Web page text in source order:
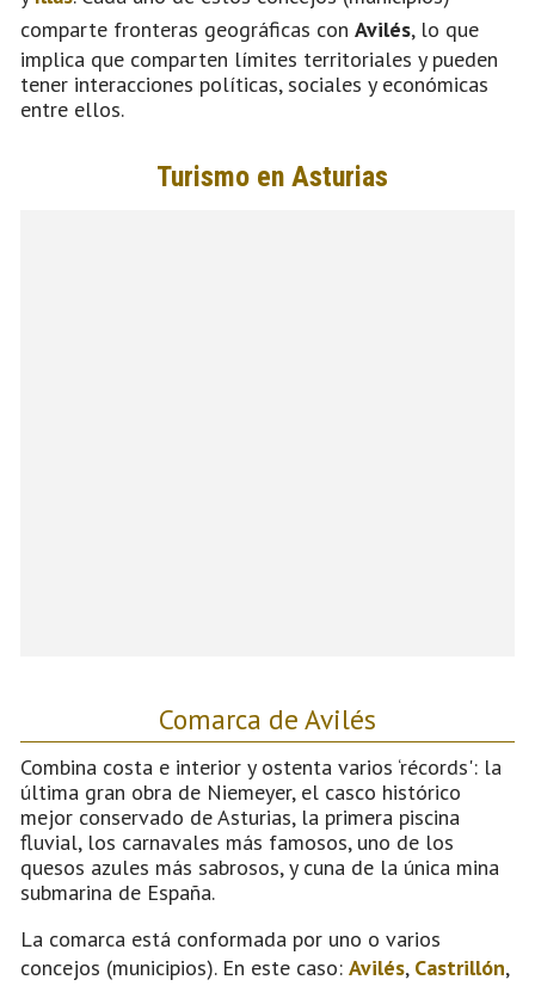
comparte fronteras geográficas con Avilés, lo que
implica que comparten límites territoriales y pueden
tener interacciones políticas, sociales y económicas
entre ellos.
Comarca de Avilés
Combina costa e interior y ostenta varios ‘récords': la
última gran obra de Niemeyer, el casco histórico
mejor conservado de Asturias, la primera piscina
fluvial, los carnavales más famosos, uno de los
quesos azules más sabrosos, y cuna de la única mina
submarina de España.
La comarca está conformada por uno o varios
concejos (municipios). En este caso: Avilés, Castrillón,